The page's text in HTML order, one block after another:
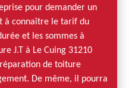
pour demander un
à connaître le tarif du
et les sommes à
J.T à Le Cuing 31210
de toiture
De même, il pourra